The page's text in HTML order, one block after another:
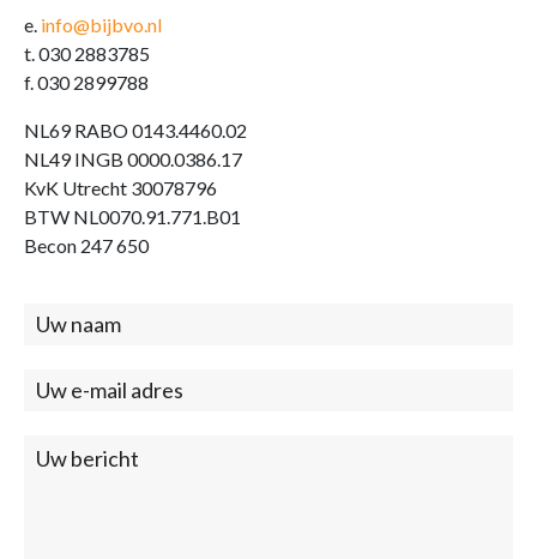
e. info@bijbvo.nl
t. 030 2883785
f. 030 2899788
NL69 RABO 0143.4460.02
NL49 INGB 0000.0386.17
KvK Utrecht 30078796
BTW NL0070.91.771.B01
Becon 247 650
Contact